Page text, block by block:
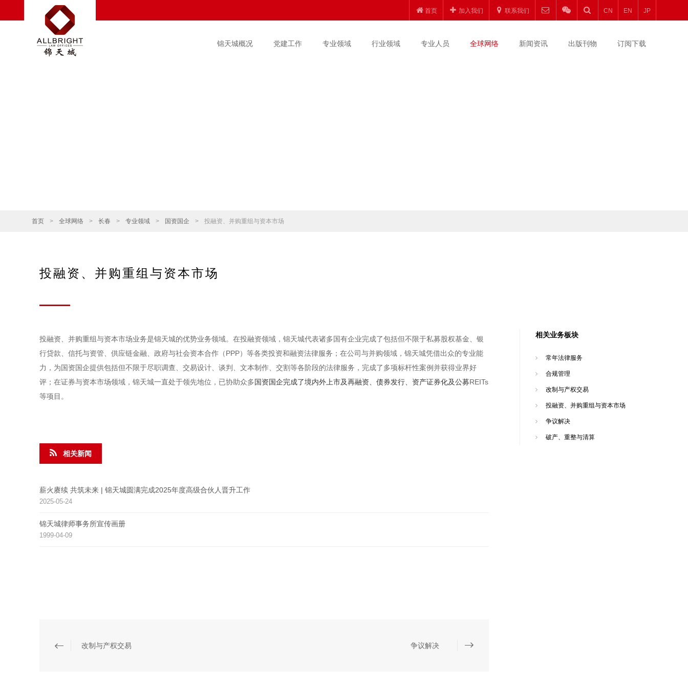
首页 加入我们 联系我们 CN EN JP
锦天城概况 党建工作 专业领域 行业领域 专业人员 全球网络 新闻资讯 出版刊物 订阅下载
首页 > 全球网络 > 长春 > 专业领域 > 国资国企 > 投融资、并购重组与资本市场
投融资、并购重组与资本市场
投融资、并购重组与资本市场业务是锦天城的优势业务领域。在投融资领域，锦天城代表诸多国有企业完成了包括但不限于私募股权基金、银
行贷款、信托与资管、供应链金融、政府与社会资本合作（PPP）等各类投资和融资法律服务；在公司与并购领域，锦天城凭借出众的专业能
力，为国资国企提供包括但不限于尽职调查、交易设计、谈判、文本制作、交割等各阶段的法律服务，完成了多项标杆性案例并获得业界好
评；在证券与资本市场领域，锦天城一直处于领先地位，已协助众多国资国企完成了境内外上市及再融资、债券发行、资产证券化及公募REITs
等项目。
相关新闻
薪火赓续 共筑未来 | 锦天城圆满完成2025年度高级合伙人晋升工作
2025-05-24
锦天城律师事务所宣传画册
1999-04-09
改制与产权交易 争议解决
相关业务板块
常年法律服务
合规管理
改制与产权交易
投融资、并购重组与资本市场
争议解决
破产、重整与清算